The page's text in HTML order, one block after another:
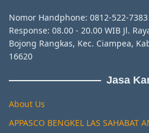
Nomor Handphone: 0812-522-
Response: 08.00 - 20.00 WIB Jl.
Bojong Rangkas, Kec. Ciampea,
16620
Jasa
About Us
APPASCO BENGKEL LAS SAHABAT